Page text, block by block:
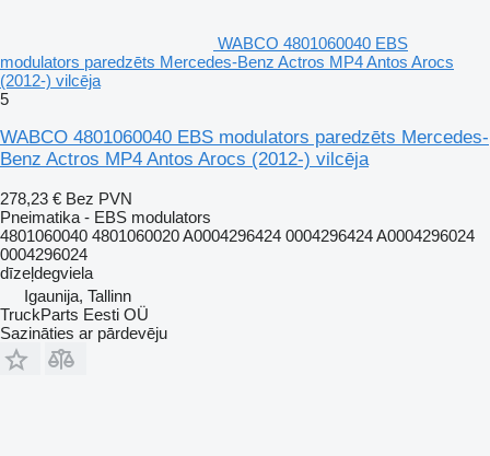
WABCO 4801060040 EBS
modulators paredzēts Mercedes-Benz Actros MP4 Antos Arocs
(2012-) vilcēja
5
WABCO 4801060040 EBS modulators paredzēts Mercedes-
Benz Actros MP4 Antos Arocs (2012-) vilcēja
278,23 € Bez PVN
Pneimatika - EBS modulators
4801060040 4801060020 A0004296424 0004296424 A0004296024
0004296024
dīzeļdegviela
Igaunija, Tallinn
TruckParts Eesti OÜ
Sazināties ar pārdevēju